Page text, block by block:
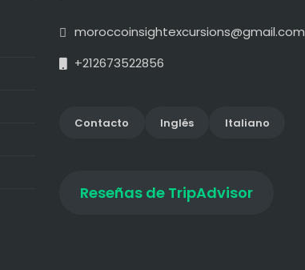
moroccoinsightexcursions@gmail.com
+212673522856
Contacto Inglés Italiano
Reseñas de TripAdvisor